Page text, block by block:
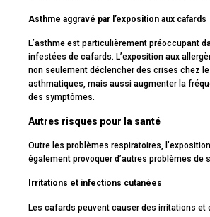
Asthme aggravé par l’exposition aux cafards
L’asthme est particulièrement préoccupant
infestées de cafards. L’exposition aux
non seulement déclencher des crises chez
asthmatiques, mais aussi augmenter la
des symptômes.
Autres risques pour la santé
Outre les problèmes respiratoires,
également provoquer d’autres problèmes de
Irritations et infections cutanées
Les cafards peuvent causer des irritations et